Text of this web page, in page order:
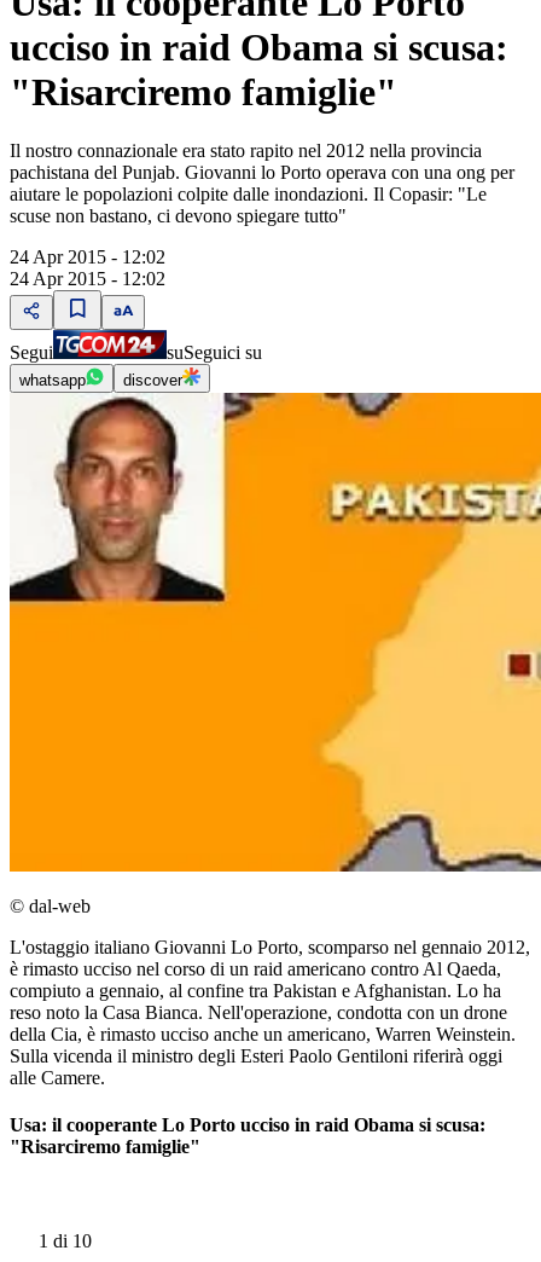
ucciso in raid Obama si scusa:
"Risarciremo famiglie"
Il nostro connazionale era stato rapito nel 2012 nella provincia
pachistana del Punjab. Giovanni lo Porto operava con una ong per
aiutare le popolazioni colpite dalle inondazioni. Il Copasir: "Le
scuse non bastano, ci devono spiegare tutto"
24 Apr 2015 - 12:02
24 Apr 2015 - 12:02
Segui suSeguici su
whatsapp discover
© dal-web
L'ostaggio italiano Giovanni Lo Porto, scomparso nel gennaio 2012,
è rimasto ucciso nel corso di un raid americano contro Al Qaeda,
compiuto a gennaio, al confine tra Pakistan e Afghanistan. Lo ha
reso noto la Casa Bianca. Nell'operazione, condotta con un drone
della Cia, è rimasto ucciso anche un americano, Warren Weinstein.
Sulla vicenda il ministro degli Esteri Paolo Gentiloni riferirà oggi
alle Camere.
Usa: il cooperante Lo Porto ucciso in raid Obama si scusa:
"Risarciremo famiglie"
1 di 10